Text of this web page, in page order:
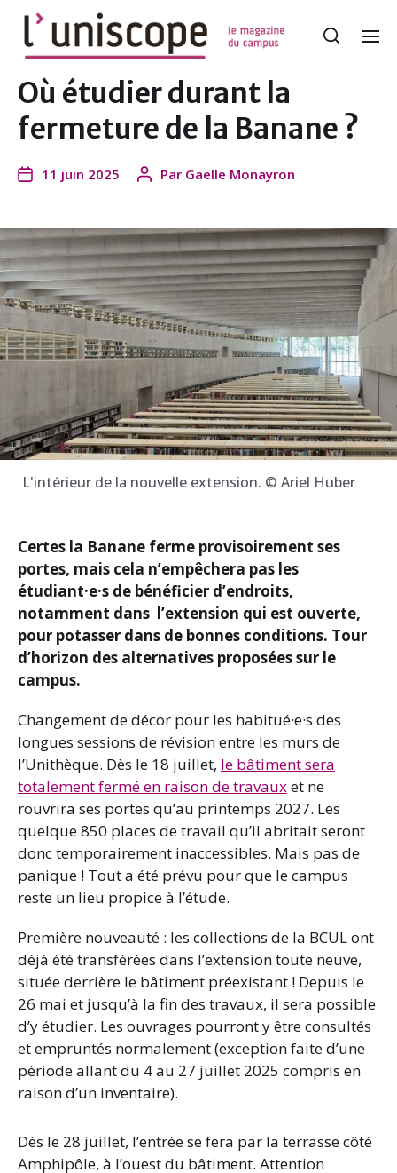
Où étudier durant la
fermeture de la Banane ?
11 juin 2025 Par Gaëlle Monayron
L'intérieur de la nouvelle extension. © Ariel Huber
Certes la Banane ferme provisoirement ses
portes, mais cela n’empêchera pas les
étudiant·e·s de bénéficier d’endroits,
notamment dans l’extension qui est ouverte,
pour potasser dans de bonnes conditions. Tour
d’horizon des alternatives proposées sur le
campus.
Changement de décor pour les habitué·e·s des
longues sessions de révision entre les murs de
l’Unithèque. Dès le 18 juillet, le bâtiment sera
totalement fermé en raison de travauxet ne
rouvrira ses portes qu’au printemps 2027. Les
quelque 850 places de travail qu’il abritait seront
donc temporairement inaccessibles. Mais pas de
panique ! Tout a été prévu pour que le campus
reste un lieu propice à l’étude.
Première nouveauté : les collections de la BCUL ont
déjà été transférées dans l’extension toute neuve,
située derrière le bâtiment préexistant ! Depuis le
26 mai et jusqu’à la fin des travaux, il sera possible
d’y étudier. Les ouvrages pourront y être consultés
et empruntés normalement (exception faite d’une
période allant du 4 au 27 juillet 2025 compris en
raison d’un inventaire).
Dès le 28 juillet, l’entrée se fera par la terrasse côté
Amphipôle, à l’ouest du bâtiment. Attention